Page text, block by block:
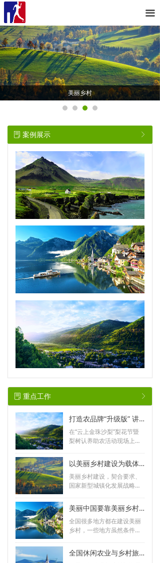
끀
首页
美丽乡村
新闻资讯
案例展示
联系我们
打造农品牌“升级版” 讲好青山绿水“好故事”
在“云上金珠沙梨”梨花节暨
梨树认养助农活动现场上，
的绽放，让人们足不出户就
能欣赏到花开盛景，同时还
可以线上认养。
以美丽乡村建设为载体提升工作水平
美丽乡村建设，契合要求、
国家新型城镇化发展战略和
牢把握培育和践行社会主义
核心价值观这个根本任务 美丽中国要靠美丽乡村打基础
全国很多地方都在建设美丽
乡村，一些地方虽然条件差
厉，继续走在前面。
全国休闲农业与乡村旅游示范县、示范点认定名单
ꁕ
ꂓ 重点工作
美丽乡村
ꂓ 案例展示 ꁕ